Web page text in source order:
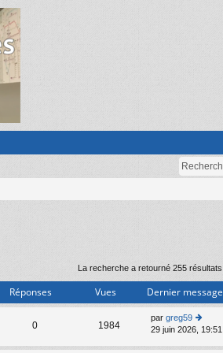
La recherche a retourné 255 résultats
Réponses Vues Dernier message
0 1984
par greg59
o
29 juin 2026, 19:51